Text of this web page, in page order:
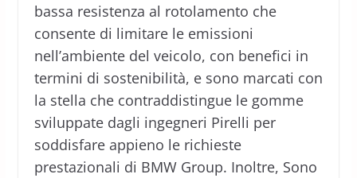
bassa resistenza al rotolamento che
consente di limitare le emissioni
nell’ambiente del veicolo, con benefici in
termini di sostenibilità, e sono marcati con
la stella che contraddistingue le gomme
sviluppate dagli ingegneri Pirelli per
soddisfare appieno le richieste
prestazionali di BMW Group. Inoltre, Sono